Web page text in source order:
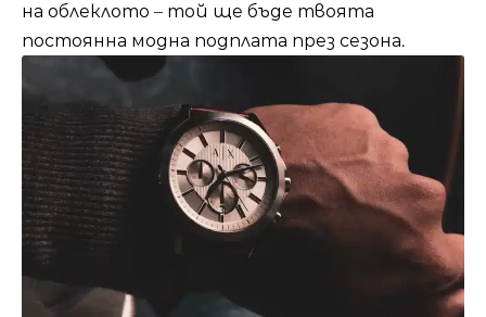
на облеклото – той ще бъде твоята
постоянна модна подплата през сезона.